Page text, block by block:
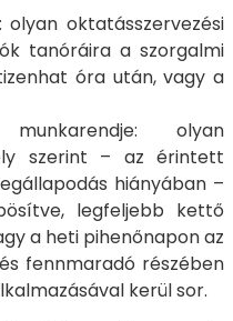
oktatásszervezési
tanóráira a szorgalmi
óra után, vagy a
olyan
szerint – az érintett
hiányában –
legfeljebb kettő
a heti pihenőnapon az
fennmaradó részében
kerül sor.